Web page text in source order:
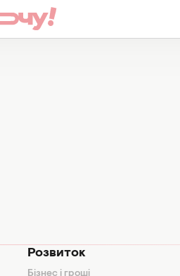
Розвиток
Бізнес і гроші